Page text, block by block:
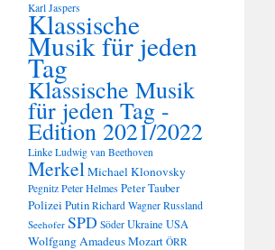
Karl Jaspers
Klassische
Musik für jeden
Tag
Klassische Musik
für jeden Tag -
Edition 2021/2022
Linke Ludwig van Beethoven
MerkelMichael Klonovsky
Pegnitz Peter HelmesPeter Tauber
PolizeiPutin Richard Wagner Russland
Seehofer SPD Söder Ukraine USA
Wolfgang Amadeus Mozart ÖRR